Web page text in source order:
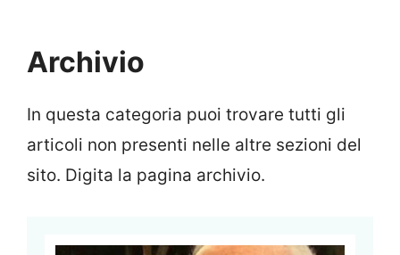
Archivio
In questa categoria puoi trovare tutti gli
articoli non presenti nelle altre sezioni del
sito. Digita la pagina archivio.